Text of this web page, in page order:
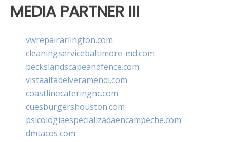
MEDIA PARTNER III
vwrepairarlington.com
cleaningservicebaltimore-md.com
beckslandscapeandfence.com
vistaaltadelveramendi.com
coastlinecateringnc.com
cuesburgershouston.com
psicologiaespecializadaencampeche.com
dmtacos.com